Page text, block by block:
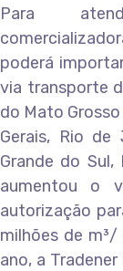
Para
poderá
via transporte
do Mato
Gerais, Rio de
Grande do
aumentou o
autorização
milhões de
ano, a